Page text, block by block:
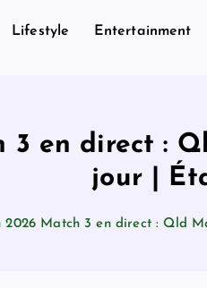
Lifestyle Entertainment
en direct :
jour |
Match 3 en direct : Qld